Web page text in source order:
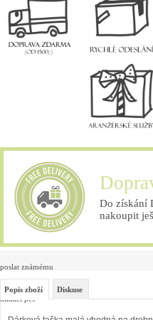
Do získání
nakoupit
poslat známému
hlídací pes
Popis zboží Diskuse